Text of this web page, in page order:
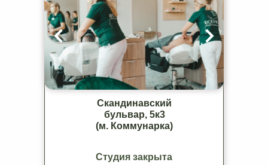
Скандинавский
бульвар, 5к3
(м. Коммунарка)
Студия закрыта